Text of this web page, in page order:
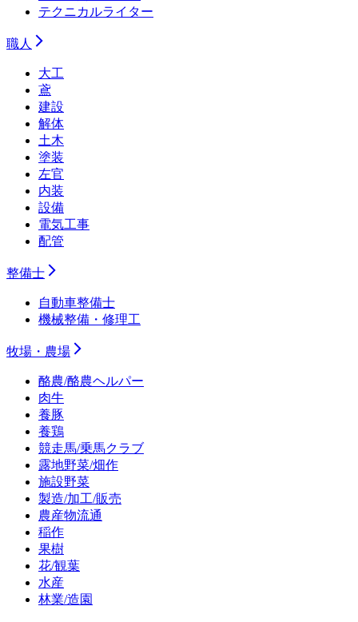
テクニカルライター
職人
大工
鳶
建設
解体
土木
塗装
左官
内装
設備
電気工事
配管
整備士
自動車整備士
機械整備・修理工
牧場・農場
酪農/酪農ヘルパー
肉牛
養豚
養鶏
競走馬/乗馬クラブ
露地野菜/畑作
施設野菜
製造/加工/販売
農産物流通
稲作
果樹
花/観葉
水産
林業/造園